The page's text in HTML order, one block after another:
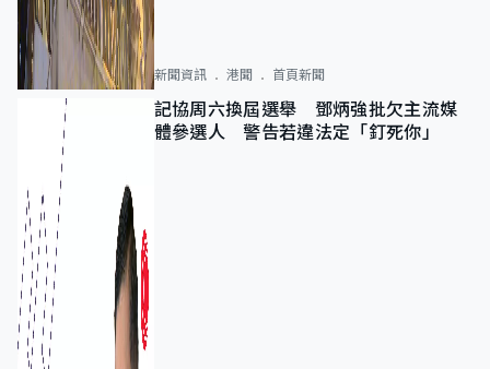
新聞資訊 港聞 首頁新聞
記協周六換屆選舉 鄧炳強批欠主流媒
體參選人 警告若違法定「釘死你」